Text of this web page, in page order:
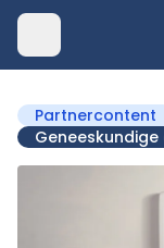
Partnercontent